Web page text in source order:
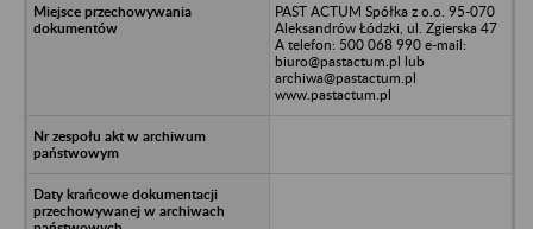
PAST ACTUM Spółka z o.o. 95-070
Aleksandrów Łódzki, ul. Zgierska 47
A telefon: 500 068 990 e-mail:
biuro@pastactum.pl lub
archiwa@pastactum.pl
www.pastactum.pl